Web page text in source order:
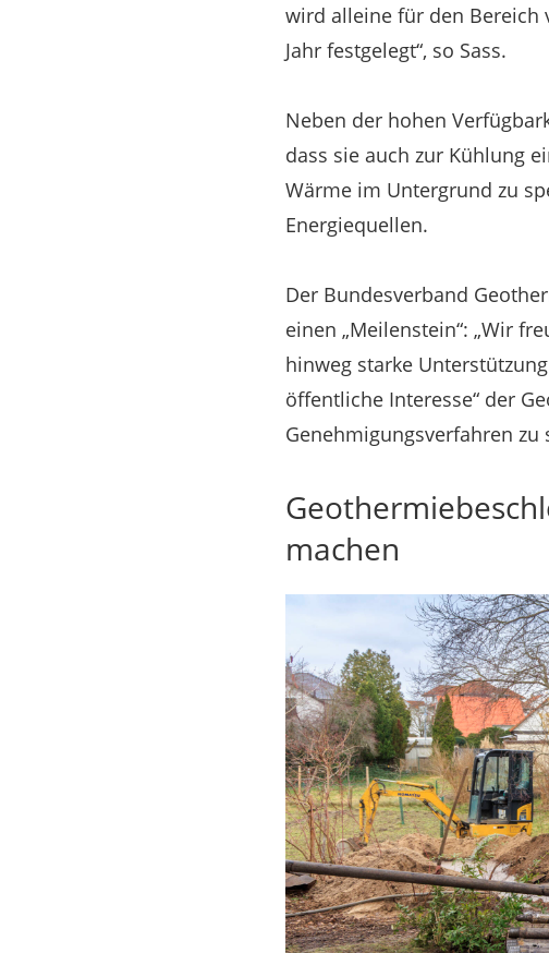
wird alleine für den Bereich
Jahr festgelegt“, so Sass.
Neben der hohen
dass sie auch zur Kühlung
Wärme im Untergrund zu
Energiequellen.
Der Bundesverband
einen „Meilenstein“: „Wir
hinweg starke
öffentliche Interesse“ der
Genehmigungsverfahren
machen